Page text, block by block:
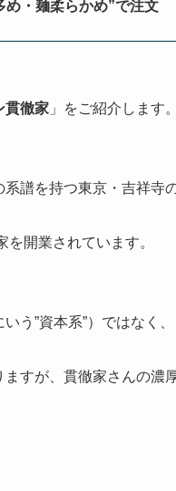
め・麺柔らかめ”で注文
貫徹家 」をご紹介します。
譜を持つ東京・吉祥寺
開業されています。
う”資本系”）ではなく、
すが、貫徹家さんの濃